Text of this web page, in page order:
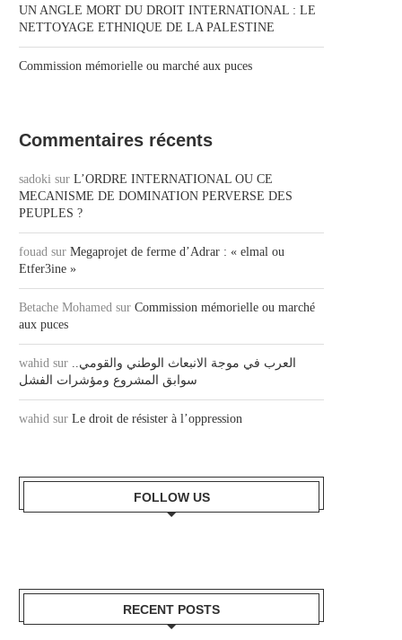
UN ANGLE MORT DU DROIT INTERNATIONAL : LE
NETTOYAGE ETHNIQUE DE LA PALESTINE
Commission mémorielle ou marché aux puces
Commentaires récents
sadoki sur L’ORDRE INTERNATIONAL OU CE
MECANISME DE DOMINATION PERVERSE DES
PEUPLES ?
fouad sur Megaprojet de ferme d’Adrar : « elmal ou
Etfer3ine »
Betache Mohamed sur Commission mémorielle ou marché
aux puces
wahid sur العرب في موجة الانبعاث الوطني والقومي..
سوابق المشروع ومؤشرات الفشل
wahid sur Le droit de résister à l’oppression
FOLLOW US
RECENT POSTS